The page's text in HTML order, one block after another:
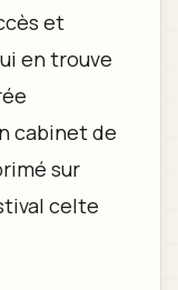
et
en trouve
cabinet de
sur
celte